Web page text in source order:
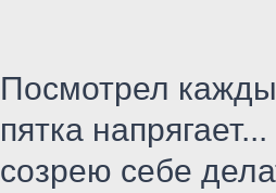
Посмотрел
пятка
созрею себе